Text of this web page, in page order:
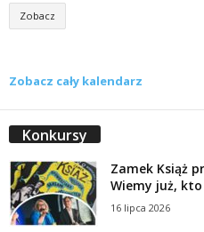
Zobacz
Zobacz cały kalendarz
Konkursy
Zamek Książ
Wiemy już, kto
16 lipca 2026